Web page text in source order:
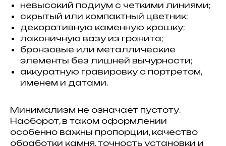
невысокий подиум с четкими линиями;
скрытый или компактный цветник;
декоративную каменную крошку;
лаконичную вазу из гранита;
бронзовые или металлические
элементы без лишней вычурности;
аккуратную гравировку с портретом,
именем и датами.
Минимализм не означает пустоту.
Наоборот, в таком оформлении
особенно важны пропорции, качество
обработки камня, точность установки и